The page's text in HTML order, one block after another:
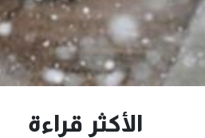
الأكثر قراءة